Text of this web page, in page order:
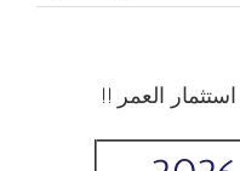
العمر !!